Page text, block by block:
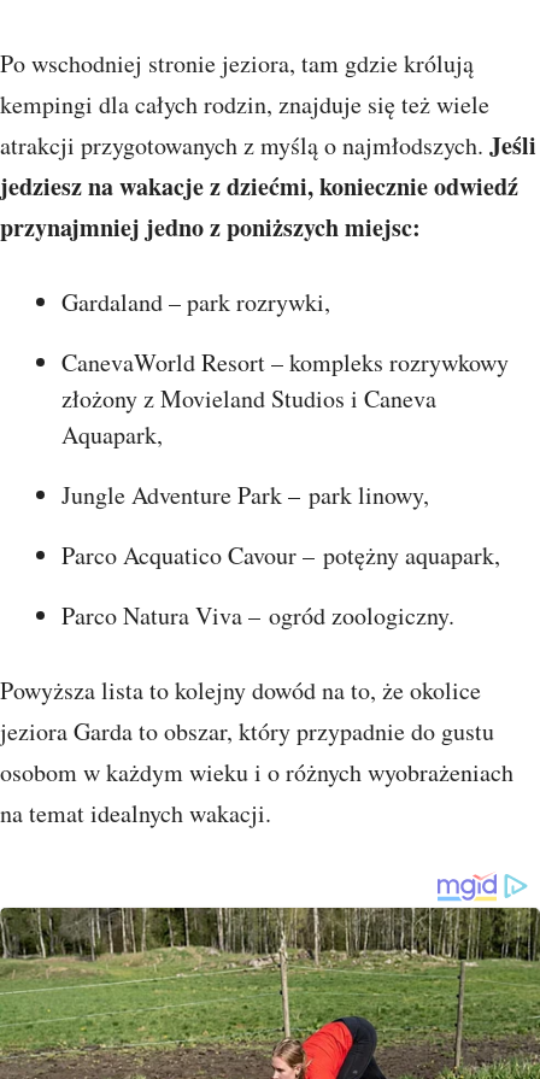
Po wschodniej stronie jeziora, tam gdzie królują
kempingi dla całych rodzin, znajduje się też wiele
atrakcji przygotowanych z myślą o najmłodszych. Jeśli
jedziesz na wakacje z dziećmi, koniecznie odwiedź
przynajmniej jedno z poniższych miejsc:
Gardaland – park rozrywki,
CanevaWorld Resort – kompleks rozrywkowy
złożony z Movieland Studios i Caneva
Aquapark,
Jungle Adventure Park – park linowy,
Parco Acquatico Cavour – potężny aquapark,
Parco Natura Viva – ogród zoologiczny.
Powyższa lista to kolejny dowód na to, że okolice
jeziora Garda to obszar, który przypadnie do gustu
osobom w każdym wieku i o różnych wyobrażeniach
na temat idealnych wakacji.